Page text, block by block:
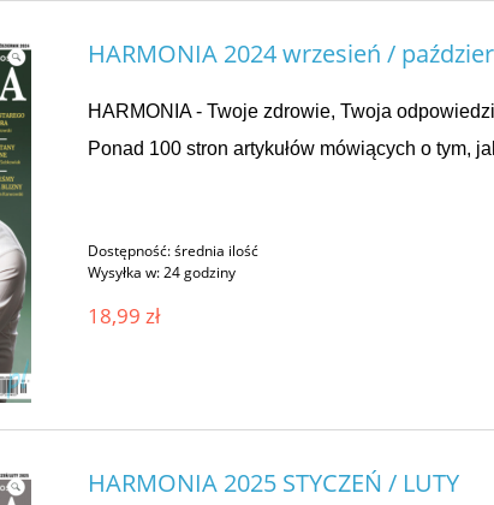
HARMONIA 2024 wrzesień /
HARMONIA - Twoje zdrowie, Twoja
Ponad 100 stron artykułów mówiących o tym,
Dostępność:średnia ilość
Wysyłka w:24 godziny
18,99 zł
HARMONIA 2025 STYCZEŃ / LUTY